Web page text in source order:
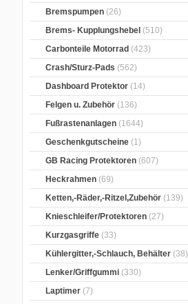
Bremspumpen (26)
Brems- Kupplungshebel (510)
Carbonteile Motorrad (423)
Crash/Sturz-Pads (562)
Dashboard Protektor (14)
Felgen u. Zubehör (136)
Fußrastenanlagen (1644)
Geschenkgutscheine (1)
GB Racing Protektoren (607)
Heckrahmen (69)
Ketten,-Räder,-Ritzel,Zubehör (139)
Knieschleifer/Protektoren (27)
Kurzgasgriffe (33)
Kühlergitter,-Schlauch, Behälter (38)
Lenker/Griffgummi (330)
Laptimer (7)